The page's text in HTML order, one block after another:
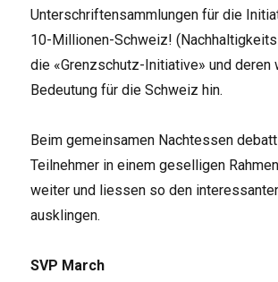
Unterschriftensammlungen für die
10-Millionen-Schweiz!
die «Grenzschutz-Initiative» und deren
Bedeutung für die Schweiz hin.
Beim gemeinsamen Nachtessen
Teilnehmer in einem geselligen
weiter und liessen so den
ausklingen.
SVP March